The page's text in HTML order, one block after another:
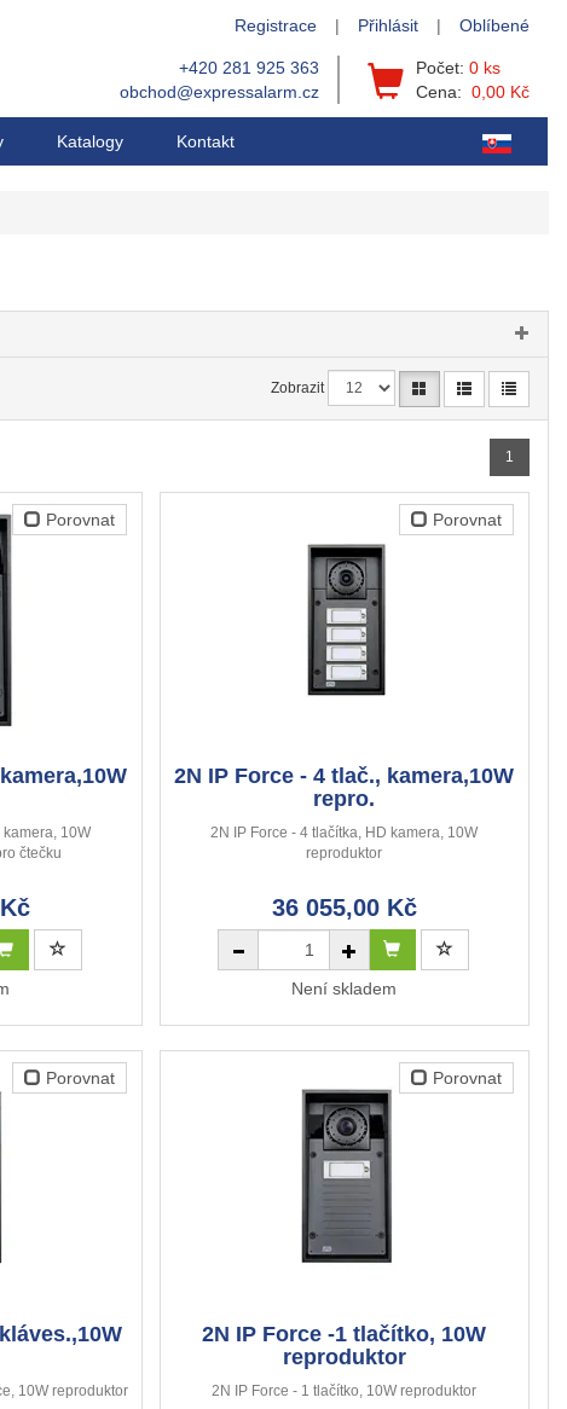
Registrace | Přihlásit | Oblíbené
+420 281 925 363
obchod@expressalarm.cz
Počet: 0 ks
Cena: 0,00 Kč
Katalogy Kontakt
Zobrazit
1
Porovnat
kamera, 10W
čtečku
Porovnat
2N IP Force - 4 tlač., kamera,10W
repro.
2N IP Force - 4 tlačítka, HD kamera, 10W
reproduktor
36 055,00 Kč
Není skladem
Porovnat
10W reproduktor
Porovnat
2N IP Force -1 tlačítko, 10W
reproduktor
2N IP Force - 1 tlačítko, 10W reproduktor